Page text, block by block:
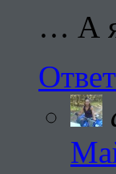
… А я